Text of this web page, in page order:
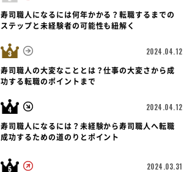
寿司職人になるには何年かかる？転職するまでの
ステップと未経験者の可能性も紐解く
2024.04.12
寿司職人の大変なこととは？仕事の大変さから成
功する転職のポイントまで
2024.04.12
寿司職人になるには？未経験から寿司職人へ転職
成功するための道のりとポイント
2024.03.31